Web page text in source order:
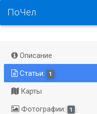
ПоЧел
Описание
Статьи:
1
Карты
Фотографии:
1